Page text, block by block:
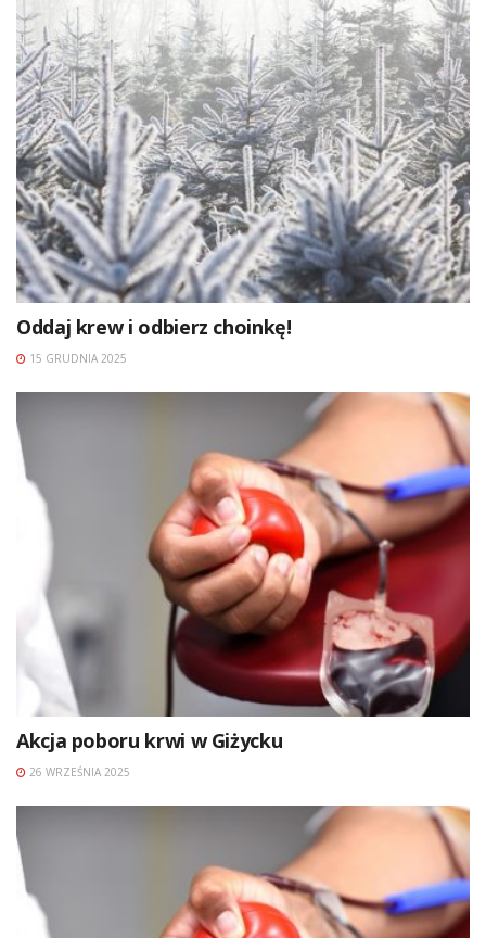
Oddaj krew i odbierz choinkę!
15 GRUDNIA 2025
Akcja poboru krwi w Giżycku
26 WRZEŚNIA 2025